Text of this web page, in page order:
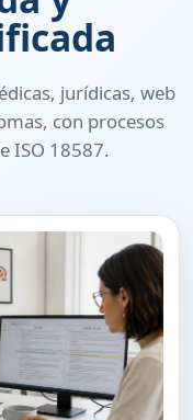
jurídicas, web
con procesos
ISO 18587.